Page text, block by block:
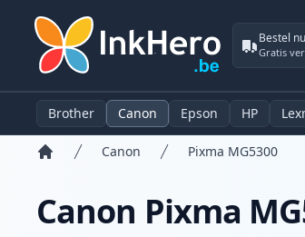
Bestel
Gratis
Brother Canon Epson HP
Canon Pixma MG5300
Canon Pixma